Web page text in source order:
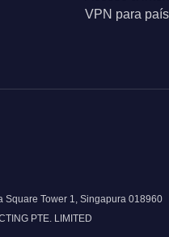
VPN para país
Square Tower 1, Singapura 018960
PTE. LIMITED